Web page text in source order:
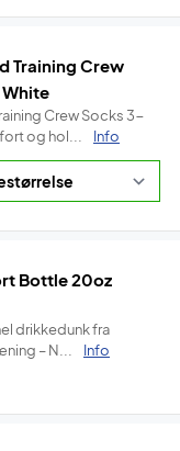
Training Crew
Crew Socks 3-
og hol...
Info
Bottle 20oz
drikkedunk fra
– N...
Info